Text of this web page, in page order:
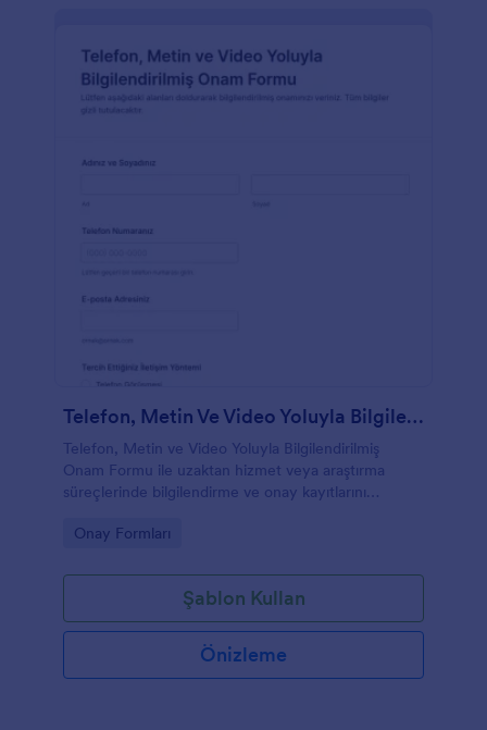
Telefon, Metin Ve Video Yoluyla Bilgilendirilmiş Onam Formu
Telefon, Metin ve Video Yoluyla Bilgilendirilmiş
Onam Formu ile uzaktan hizmet veya araştırma
süreçlerinde bilgilendirme ve onay kayıtlarını
Go to Category:
Onay Formları
Şablon Kullan
Önizleme